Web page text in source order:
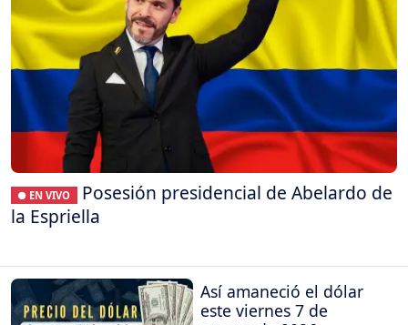
● EN VIVO
Posesión presidencial de Abelardo de
la Espriella
Así amaneció el dólar
este viernes 7 de